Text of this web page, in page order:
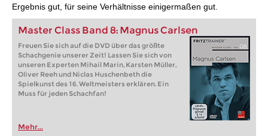
Ergebnis gut, für seine Verhältnisse einigermaßen gut.
Master Class Band 8: Magnus Carlsen
Freuen Sie sich auf die DVD über das größte
Schachgenie unserer Zeit! Lassen Sie sich von
unseren Experten Mihail Marin, Karsten Müller,
Oliver Reeh und Niclas Huschenbeth die
Spielkunst des 16. Weltmeisters erklären. Ein
Muss für jeden Schachfan!
Mehr...